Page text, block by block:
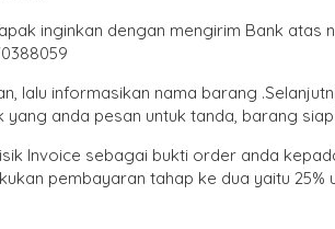
inginkan dengan mengirim Bank atas
lalu informasikan nama barang
anda pesan untuk tanda, barang
Invoice sebagai bukti order anda
pembayaran tahap ke dua yaitu 25%